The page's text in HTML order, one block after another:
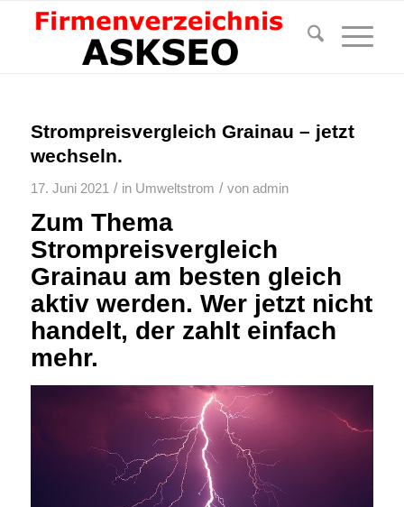
Strompreisvergleich Grainau – jetzt
wechseln.
17. Juni 2021 / in Umweltstrom / von admin
Zum Thema
Strompreisvergleich
Grainau am besten gleich
aktiv werden. Wer jetzt nicht
handelt, der zahlt einfach
mehr.